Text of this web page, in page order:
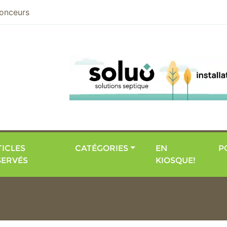
CATÉGORIES
EN
KIOSQUE!